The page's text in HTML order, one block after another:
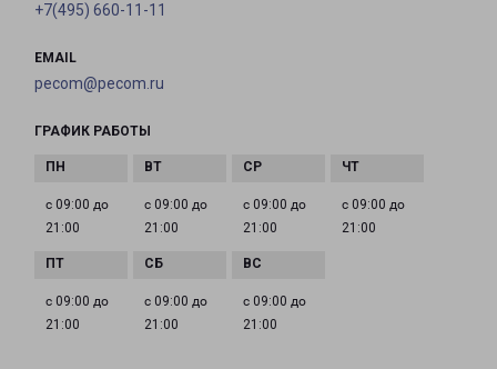
+7(495) 660-11-11
EMAIL
pecom@pecom.ru
ГРАФИК РАБОТЫ
с 09:00 до
21:00
с 09:00 до
21:00
с 09:00 до
21:00
с 09:00 до
21:00
с 09:00 до
21:00
с 09:00 до
21:00
с 09:00 до
21:00